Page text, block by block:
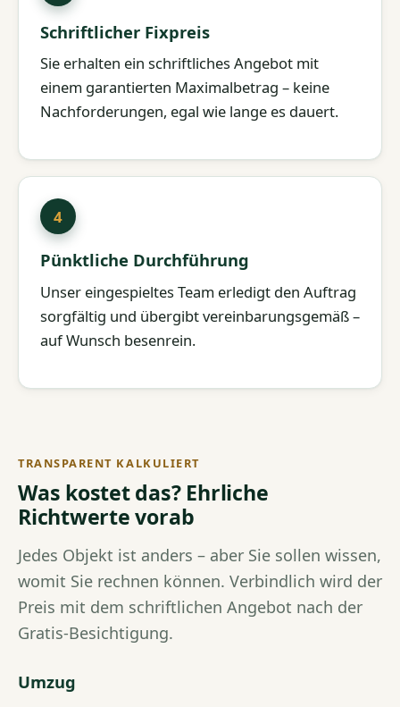
Schriftlicher Fixpreis
Sie erhalten ein schriftliches Angebot mit
einem garantierten Maximalbetrag – keine
Nachforderungen, egal wie lange es dauert.
Pünktliche Durchführung
Unser eingespieltes Team erledigt den Auftrag
sorgfältig und übergibt vereinbarungsgemäß –
auf Wunsch besenrein.
TRANSPARENT KALKULIERT
Was kostet das? Ehrliche
Richtwerte vorab
Jedes Objekt ist anders – aber Sie sollen wissen,
womit Sie rechnen können. Verbindlich wird der
Preis mit dem schriftlichen Angebot nach der
Gratis-Besichtigung.
Umzug